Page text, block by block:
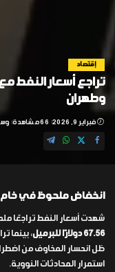
إقتصاد
تراجع أسعار النفط
وطهران
فبراير 9, 2026 66 مشاهدة
انخفاض ملحوظ في
شهدت أسعار النفط تراجعًا
67.56 دولارًا للبرميل
، بينما
ظل انحسار المخاوف من اضطراب
استمرار المحادثات النووية.